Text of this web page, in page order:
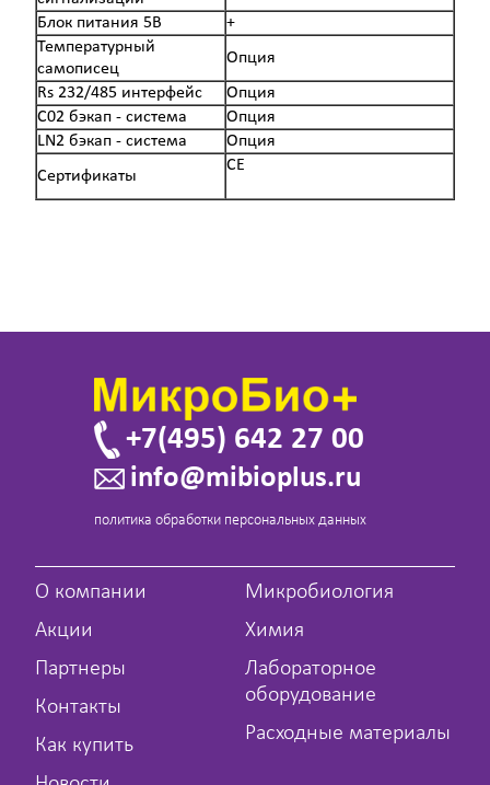
Блок питания 5В
+
Температурный
самописец
Опция
Rs 232/485 интерфейс
Опция
С02 бэкап - система
Опция
LN2 бэкап - система
Опция
Сертификаты
СЕ
+7(495) 642 27 00
info@mibioplus.ru
политика обработки персональных данных
О компании
Акции
Партнеры
Контакты
Как купить
Микробиология
Химия
Лабораторное
оборудование
Расходные материалы